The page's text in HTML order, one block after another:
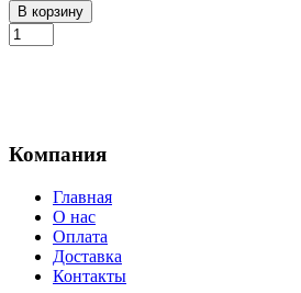
В корзину
Компания
Главная
О нас
Оплата
Доставка
Контакты